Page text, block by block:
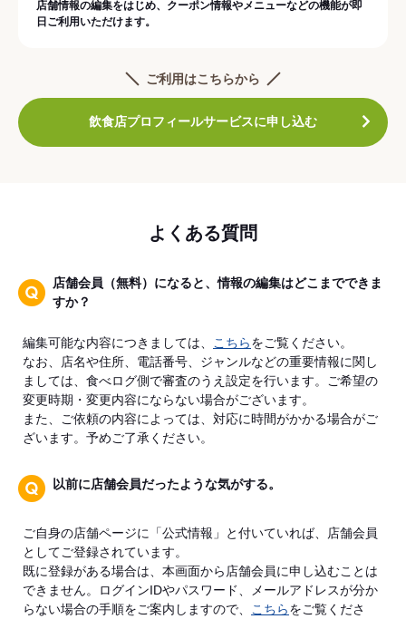
店舗情報の編集をはじめ、クーポン情報やメニューなどの機能が即
日ご利用いただけます。
ご利用はこちらから
飲食店プロフィールサービスに申し込む
よくある質問
店舗会員（無料）になると、情報の編集はどこまでできま
すか？
編集可能な内容につきましては、 こちらをご覧ください。
なお、店名や住所、電話番号、ジャンルなどの重要情報に関し
ましては、食べログ側で審査のうえ設定を行います。ご希望の
変更時期・変更内容にならない場合がございます。
また、ご依頼の内容によっては、対応に時間がかかる場合がご
ざいます。予めご了承ください。
以前に店舗会員だったような気がする。
ご自身の店舗ページに「公式情報」と付いていれば、店舗会員
としてご登録されています。
既に登録がある場合は、本画面から店舗会員に申し込むことは
できません。ログインIDやパスワード、メールアドレスが分か
らない場合の手順をご案内しますので、
こちらをご覧くださ